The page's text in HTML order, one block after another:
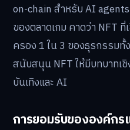
on-chain สำหรับ AI agents
ของตลาดเกม คาดว่า NFT ที่
ครอง 1 ใน 3 ของธุรกรรม
สนับสนุน NFT ให้มีบทบาทเ
บันเทิงและ AI
การยอมรับขององค์ก